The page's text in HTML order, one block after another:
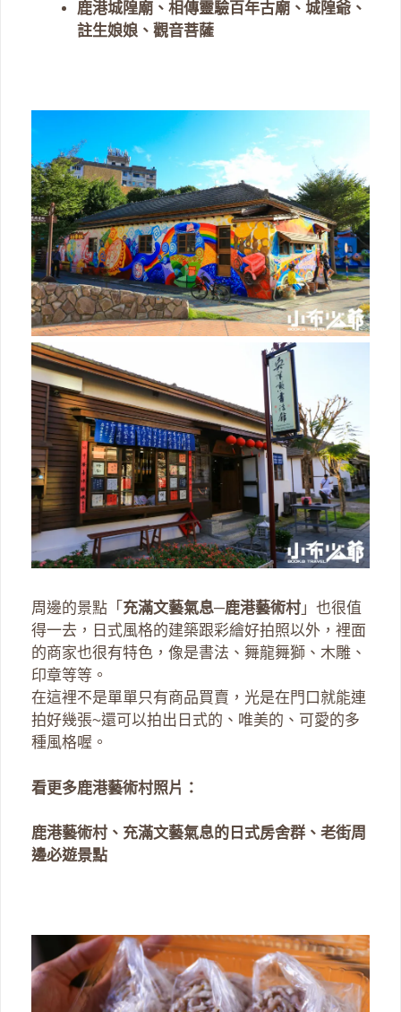
鹿港城隍廟、相傳靈驗百年古廟、城隍爺、
註生娘娘、觀音菩薩
周邊的景點「 充滿文藝氣息─鹿港藝術村 」也很值
得一去，日式風格的建築跟彩繪好拍照以外，裡面
的商家也很有特色，像是書法、舞龍舞獅、木雕、
印章等等。
在這裡不是單單只有商品買賣，光是在門口就能連
拍好幾張~還可以拍出日式的、唯美的、可愛的多
種風格喔。
看更多鹿港藝術村照片：
鹿港藝術村、充滿文藝氣息的日式房舍群、老街周
邊必遊景點